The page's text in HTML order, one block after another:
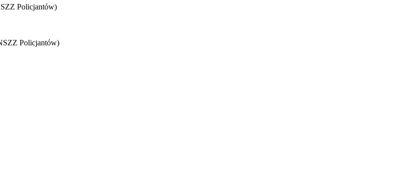
Policjantów)
Policjantów)